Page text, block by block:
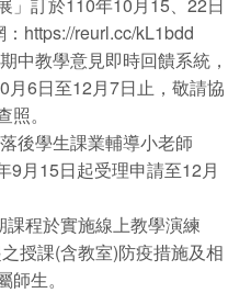
https://reurl.cc/kL1bdd
中教學意見即時回饋系統，
月6日至12月7日止，敬請協
。
後學生課業輔導小老師
9月15日起受理申請至12月
程於實施線上教學演練
授課(含教室)防疫措施及相
生。